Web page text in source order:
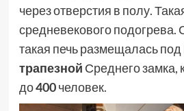
через отверстия в полу.
средневекового подогрева.
такая печь размещалась под
трапезной Среднего
до400человек.